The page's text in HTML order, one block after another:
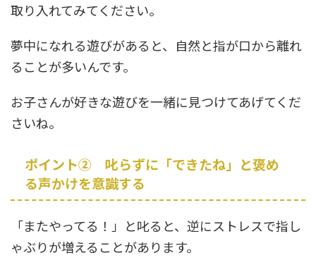
取り入れてみてください。
夢中になれる遊びがあると、自然と指が口から離れ
ることが多いんです。
お子さんが好きな遊びを一緒に見つけてあげてくだ
さいね。
ポイント② 叱らずに「できたね」と褒め
る声かけを意識する
「またやってる！」と叱ると、逆にストレスで指し
ゃぶりが増えることがあります。